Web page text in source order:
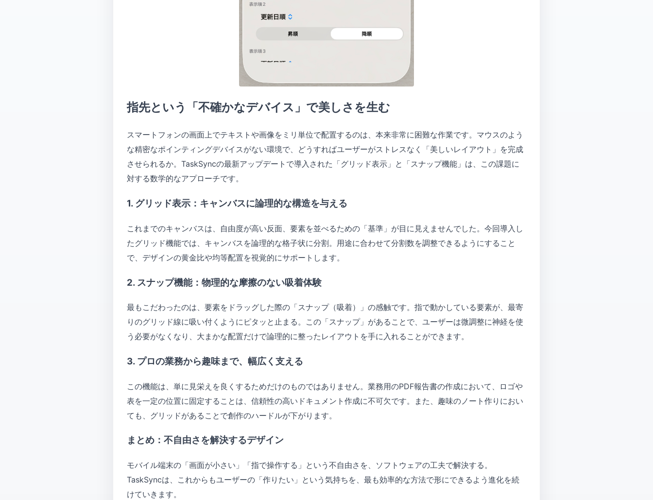
指先という「不確かなデバイス」で美しさを生む
スマートフォンの画面上でテキストや画像をミリ単位で配置するのは、本来非常に困難な作業です。マウスのよう
な精密なポインティングデバイスがない環境で、どうすればユーザーがストレスなく「美しいレイアウト」を完成
させられるか。TaskSyncの最新アップデートで導入された「グリッド表示」と「スナップ機能」は、この課題に
対する数学的なアプローチです。
1. グリッド表示：キャンバスに論理的な構造を与える
これまでのキャンバスは、自由度が高い反面、要素を並べるための「基準」が目に見えませんでした。今回導入し
たグリッド機能では、キャンバスを論理的な格子状に分割。用途に合わせて分割数を調整できるようにすること
で、デザインの黄金比や均等配置を視覚的にサポートします。
2. スナップ機能：物理的な摩擦のない吸着体験
最もこだわったのは、要素をドラッグした際の「スナップ（吸着）」の感触です。指で動かしている要素が、最寄
りのグリッド線に吸い付くようにピタッと止まる。この「スナップ」があることで、ユーザーは微調整に神経を使
う必要がなくなり、大まかな配置だけで論理的に整ったレイアウトを手に入れることができます。
3. プロの業務から趣味まで、幅広く支える
この機能は、単に見栄えを良くするためだけのものではありません。業務用のPDF報告書の作成において、ロゴや
表を一定の位置に固定することは、信頼性の高いドキュメント作成に不可欠です。また、趣味のノート作りにおい
ても、グリッドがあることで創作のハードルが下がります。
まとめ：不自由さを解決するデザイン
モバイル端末の「画面が小さい」「指で操作する」という不自由さを、ソフトウェアの工夫で解決する。
TaskSyncは、これからもユーザーの「作りたい」という気持ちを、最も効率的な方法で形にできるよう進化を続
けていきます。